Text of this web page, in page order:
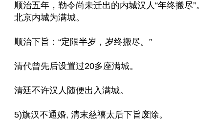
顺治五年，勒令尚未迁出的内城汉人“年终搬尽”。
北京内城为满城。
顺治下旨：“定限半岁，岁终搬尽。”
清代曾先后设置过20多座满城。
清廷不许汉人随便出入满城。
5)旗汉不通婚, 清末慈禧太后下旨废除。